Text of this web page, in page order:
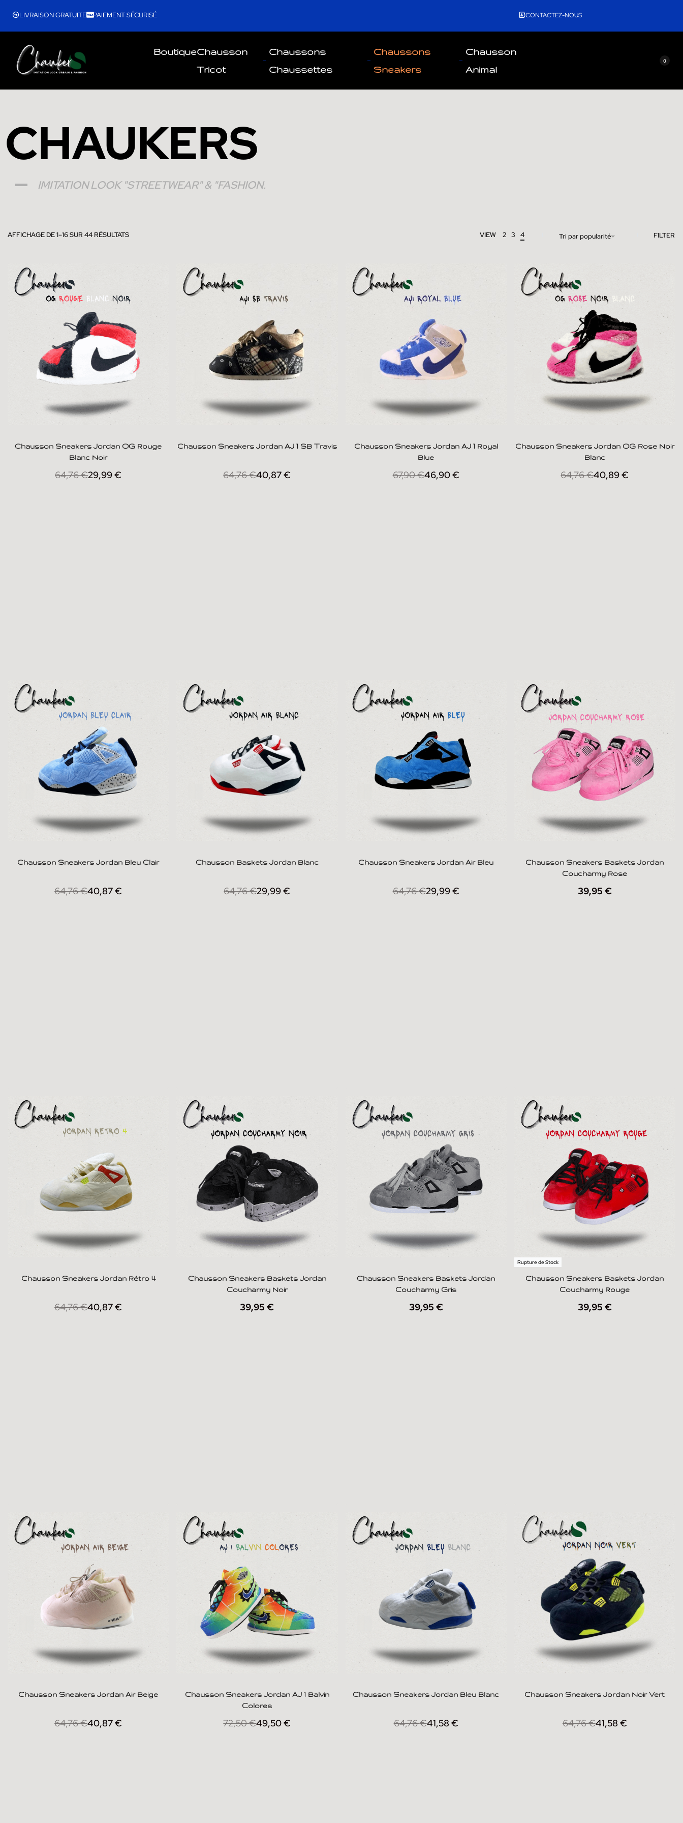
LIVRAISON GRATUITE PAIEMENT SÉCURISÉ CONTACTEZ-NOUS
BoutiqueChausson
Tricot
Chaussons
Chaussettes
Chaussons
Sneakers
Chausson
Animal
0
CHAUKERS
IMITATION LOOK "STREETWEAR" & "FASHION.
AFFICHAGE DE 1–16 SUR 44 RÉSULTATS VIEW 2 3 4 Tri par popularité FILTER
Chausson Sneakers Jordan OG Rouge
Blanc Noir
64,76€29,99€
Chausson Sneakers Jordan AJ 1 SB Travis
64,76€40,87€
Chausson Sneakers Jordan AJ 1 Royal
Blue
67,90€46,90€
Chausson Sneakers Jordan OG Rose Noir
Blanc
64,76€40,89€
Chausson Sneakers Jordan Bleu Clair
64,76€40,87€
Chausson Baskets Jordan Blanc
64,76€29,99€
Chausson Sneakers Jordan Air Bleu
64,76€29,99€
Chausson Sneakers Baskets Jordan
Coucharmy Rose
39,95 €
Chausson Sneakers Jordan Rétro 4
64,76€40,87€
Chausson Sneakers Baskets Jordan
Coucharmy Noir
39,95€
Chausson Sneakers Baskets Jordan
Coucharmy Gris
39,95 €
Rupture de Stock
Chausson Sneakers Baskets Jordan
Coucharmy Rouge
39,95 €
Chausson Sneakers Jordan Air Beige
64,76€40,87€
Chausson Sneakers Jordan AJ 1 Balvin
Colores
72,50€49,50€
Chausson Sneakers Jordan Bleu Blanc
64,76€41,58 €
Chausson Sneakers Jordan Noir Vert
64,76€41,58 €